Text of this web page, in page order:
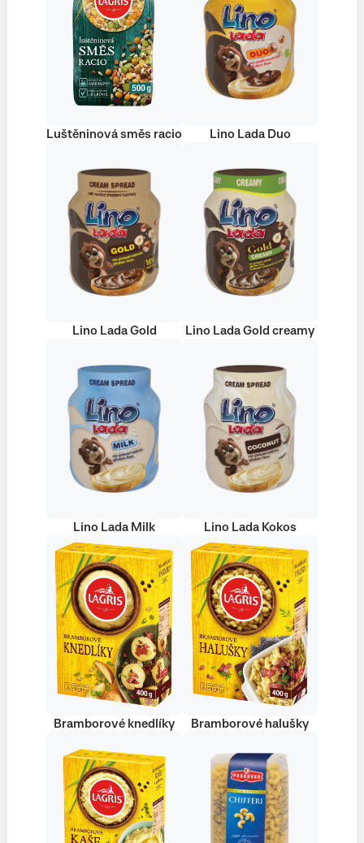
Luštěninová směs racio Lino Lada Duo
Lino Lada Gold Lino Lada Gold creamy
Lino Lada Milk Lino Lada Kokos
Bramborové knedlíky Bramborové halušky